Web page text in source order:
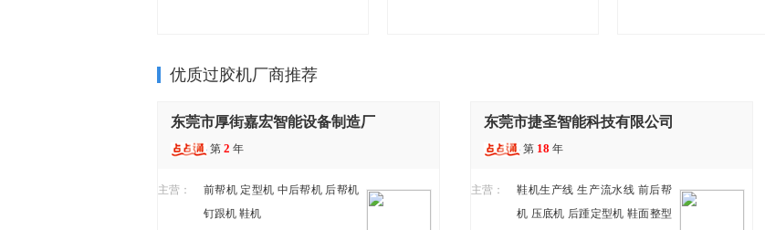
优质过胶机厂商推荐
东莞市厚街嘉宏智能设备制造厂
第 2 年
主营： 前帮机 定型机 中后帮机 后帮机
钉跟机 鞋机
东莞市捷圣智能科技有限公司
第 18 年
主营： 鞋机生产线 生产流水线 前后帮
机 压底机 后踵定型机 鞋面整型